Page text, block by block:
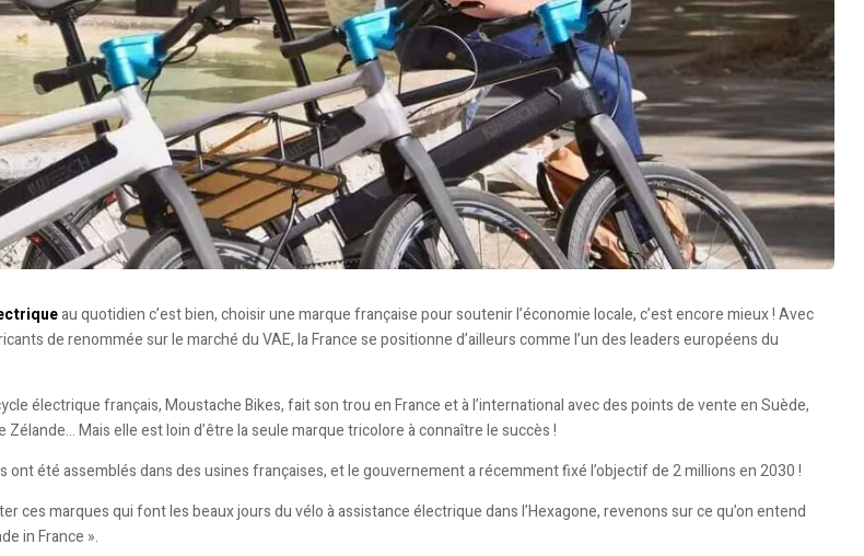
au quotidien c’est bien, choisir une marque française pour soutenir l’économie locale, c’est encore mieux ! Avec
de renommée sur le marché du VAE, la France se positionne d’ailleurs comme l’un des leaders européens du
électrique français, Moustache Bikes, fait son trou en France et à l’international avec des points de vente en Suède,
Zélande… Mais elle est loin d’être la seule marque tricolore à connaître le succès !
ont été assemblés dans des usines françaises, et le gouvernement a récemment fixé l’objectif de 2 millions en 2030 !
ces marques qui font les beaux jours du vélo à assistance électrique dans l’Hexagone, revenons sur ce qu’on entend
in France ».